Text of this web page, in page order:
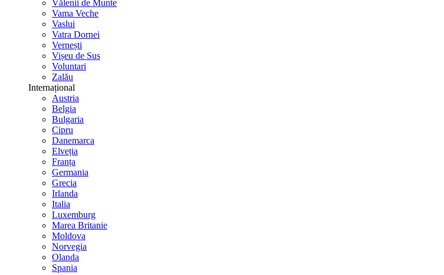
Vălenii de Munte
Vama Veche
Vaslui
Vatra Dornei
Vernești
Vișeu de Sus
Voluntari
Zalău
Internațional
Austria
Belgia
Bulgaria
Cipru
Danemarca
Elveția
Franța
Germania
Grecia
Irlanda
Italia
Luxemburg
Marea Britanie
Moldova
Norvegia
Olanda
Spania